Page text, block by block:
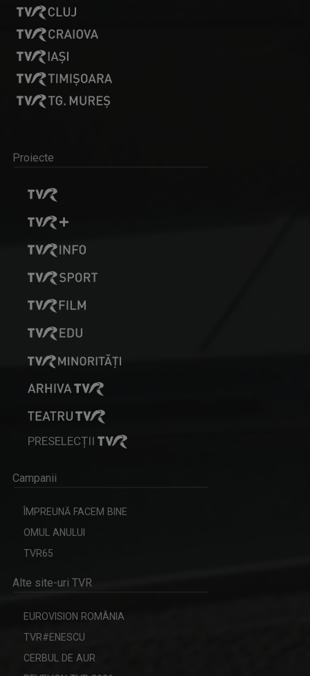
Proiecte
PRESELECȚII
Campanii
ÎMPREUNĂ FACEM BINE
OMUL ANULUI
TVR65
Alte site-uri TVR
EUROVISION ROMÂNIA
TVR#ENESCU
CERBUL DE AUR